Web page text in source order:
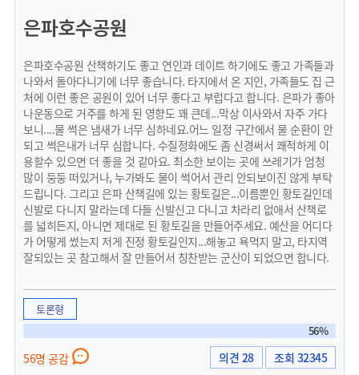
은파호수공원
은파호수공원 산책하기도 좋고 연인과 데이트 하기에도 좋고 가족들과
나와서 돌아다니기에 너무 좋습니다. 타지에서 온 지인, 가족들도 집 근
처에 이런 좋은 공원이 있어 너무 좋다고 부럽다고 합니다. 은파가 좋아
나운동으로 거주를 하게 된 영향도 꽤 큰데...막상 이사와서 자주 가다
보니....물 썩은 냄새가 너무 심하네요.어느 일정 구간에서 물 순환이 안
되고 썩은내가 너무 심합니다. 수질정화에도 좀 신경써서 쾌적하게 이
용할수 있으면 더 좋을 것 같아요. 최소한 보이는 곳에 쓰레기가 엄청
많이 둥둥 떠있거나, 누가봐도 물이 썩어서 관리 안되보이진 않게 부탁
드립니다. 그리고 은파 산책길에 있는 황토길은...이름뿐인 황토길인데
신발로 다니지 말라는데 다들 신발신고 다니고 차라리 없애서 산책로
를 넓히든지, 아니면 제대로 된 황토길을 만들어주세요. 예산을 어디다
가 어떻게 썼는지 저게 진정 황토길인지...해놓고 욕먹지 말고, 타지역
잘되있는 곳 참고해서 잘 만들어서 칭찬받는 군산이 되었으면 합니다.
토론형
56%
56명 공감 의견 28 조회 32345